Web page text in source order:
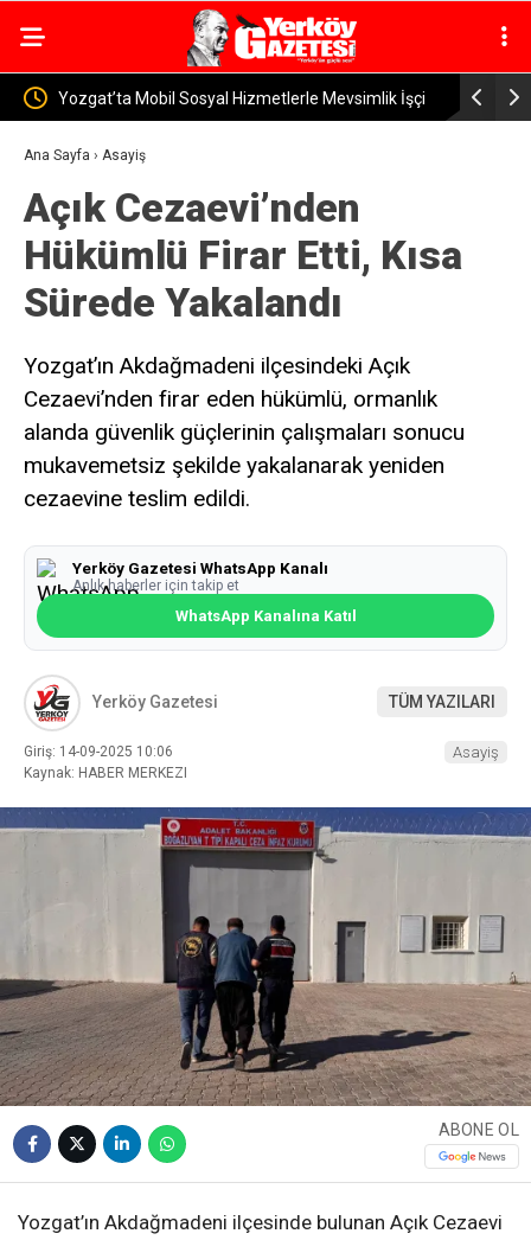
Mevsimlik İşçi Yerköy İlçe Sağlık Müdürü Dr. Candaş Tan’dan
Ömür Sağlık”
Ana Sayfa › Asayiş
Açık Cezaevi’nden
Hükümlü Firar Etti, Kısa
Sürede Yakalandı
Yozgat’ın Akdağmadeni ilçesindeki Açık
Cezaevi’nden firar eden hükümlü, ormanlık
alanda güvenlik güçlerinin çalışmaları sonucu
mukavemetsiz şekilde yakalanarak yeniden
cezaevine teslim edildi.
Yerköy Gazetesi WhatsApp Kanalı
Anlık haberler için takip et
WhatsApp Kanalına Katıl
Yerköy Gazetesi TÜM YAZILARI
Giriş: 14-09-2025 10:06
Kaynak: HABER MERKEZI
Asayiş
ABONE OL
Yozgat’ın Akdağmadeni ilçesinde bulunan Açık Cezaevi